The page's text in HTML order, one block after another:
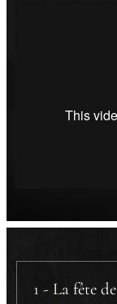
1 - La fête